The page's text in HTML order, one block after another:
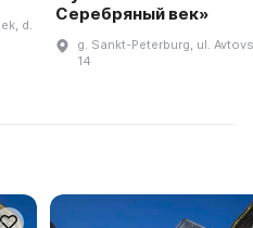
d.
Серебряный век»
g. Sankt-Peterburg, ul.
14